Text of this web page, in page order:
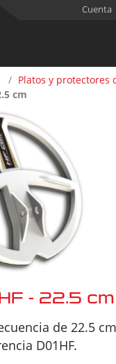
Cuenta
Platos y protectores
cm
- 22.5 cm
de 22.5
D01HF.